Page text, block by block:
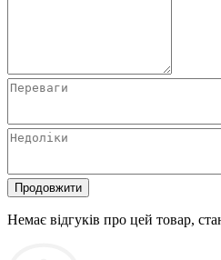
Продовжити
Немає відгуків про цей товар,